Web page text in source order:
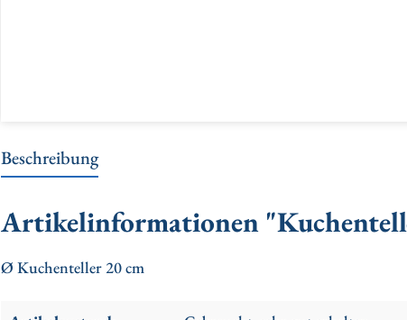
Beschreibung
Artikelinformationen
Ø Kuchenteller 20 cm